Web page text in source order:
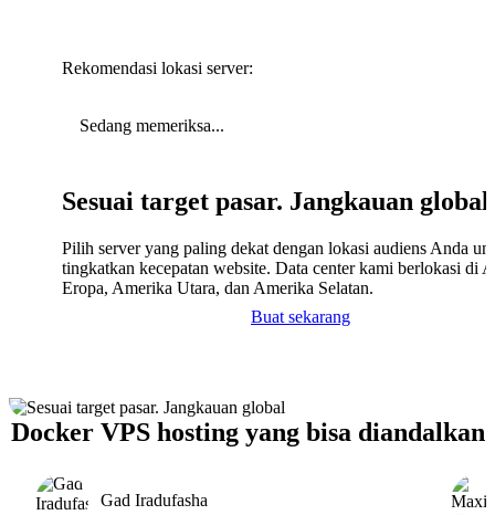
Rekomendasi lokasi server:
Sedang memeriksa...
Sesuai target pasar. Jangkauan global
Pilih server yang paling dekat dengan lokasi audiens Anda
tingkatkan kecepatan website. Data center kami berlokasi di
Eropa, Amerika Utara, dan Amerika Selatan.
Buat sekarang
Docker VPS hosting yang bisa diandalkan
Gad Iradufasha